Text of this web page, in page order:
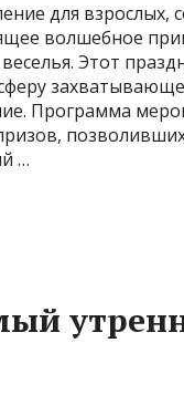
для взрослых,
волшебное
Этот
Программа
…